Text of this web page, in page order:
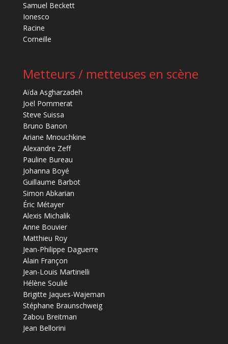
Samuel Beckett
Ionesco
Racine
Corneille
Metteurs / metteuses en scène
Aïda Asgharzadeh
Joël Pommerat
Steve Suissa
Bruno Banon
Ariane Mnouchkine
Alexandre Zeff
Pauline Bureau
Johanna Boyé
Guillaume Barbot
Simon Abkarian
Éric Métayer
Alexis Michalik
Anne Bouvier
Matthieu Roy
Jean-Philippe Daguerre
Alain Françon
Jean-Louis Martinelli
Hélène Soulié
Brigitte Jaques-Wajeman
Stéphane Braunschweig
Zabou Breitman
Jean Bellorini